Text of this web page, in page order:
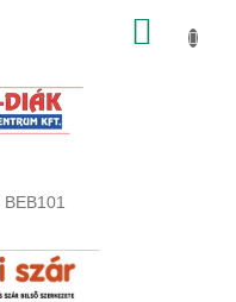
KOSÁR
BEB101